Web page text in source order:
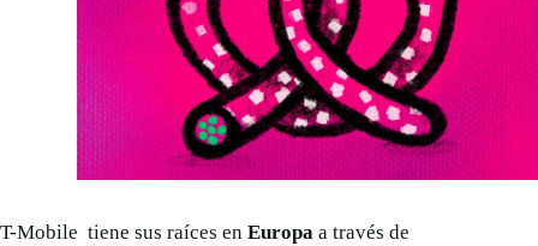
T-Mobile tiene sus raíces en Europa a través de